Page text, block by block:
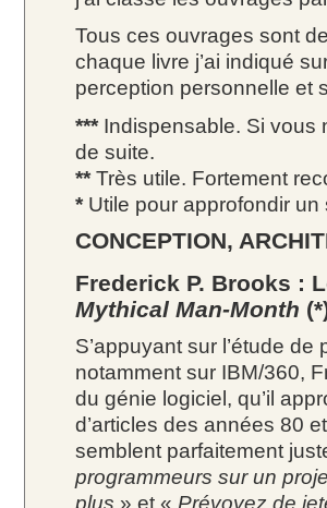
Tous ces ouvrages sont
chaque livre j’ai indiqué
perception personnelle et
***Indispensable. Si vous
de suite.
**Très utile. Fortement
* Utile pour approfondir un
CONCEPTION,
Frederick P. Brooks :
Mythical Man-Month
S’appuyant sur l’étude
notamment sur IBM/360,
du génie logiciel, qu’il
d’articles des années 80
semblent parfaitement
programmeurs sur un
plus » et « Prévoyez de